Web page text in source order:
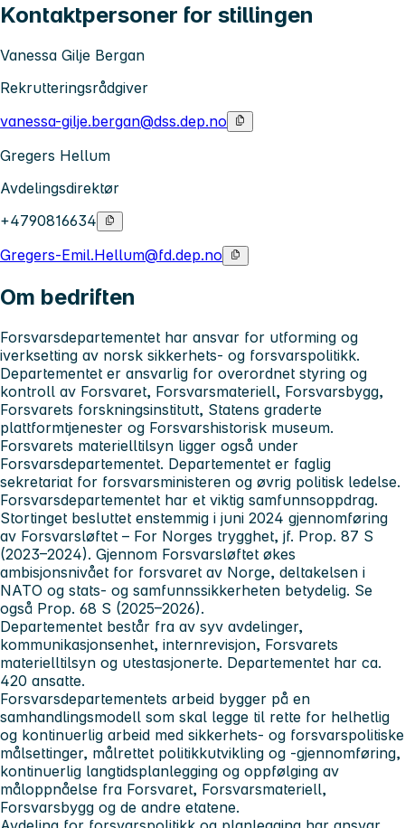
Kontaktpersoner for stillingen
Vanessa Gilje Bergan
Rekrutteringsrådgiver
vanessa-gilje.bergan@dss.dep.no
Gregers Hellum
Avdelingsdirektør
+4790816634
Gregers-Emil.Hellum@fd.dep.no
Om bedriften
Forsvarsdepartementet har ansvar for utforming og
iverksetting av norsk sikkerhets- og forsvarspolitikk.
Departementet er ansvarlig for overordnet styring og
kontroll av Forsvaret, Forsvarsmateriell, Forsvarsbygg,
Forsvarets forskningsinstitutt, Statens graderte
plattformtjenester og Forsvarshistorisk museum.
Forsvarets materielltilsyn ligger også under
Forsvarsdepartementet. Departementet er faglig
sekretariat for forsvarsministeren og øvrig politisk ledelse.
Forsvarsdepartementet har et viktig samfunnsoppdrag.
Stortinget besluttet enstemmig i juni 2024 gjennomføring
av Forsvarsløftet – For Norges trygghet, jf. Prop. 87 S
(2023–2024). Gjennom Forsvarsløftet økes
ambisjonsnivået for forsvaret av Norge, deltakelsen i
NATO og stats- og samfunnssikkerheten betydelig. Se
også Prop. 68 S (2025–2026).
Departementet består fra av syv avdelinger,
kommunikasjonsenhet, internrevisjon, Forsvarets
materielltilsyn og utestasjonerte. Departementet har ca.
420 ansatte.
Forsvarsdepartementets arbeid bygger på en
samhandlingsmodell som skal legge til rette for helhetlig
og kontinuerlig arbeid med sikkerhets- og forsvarspolitiske
målsettinger, målrettet politikkutvikling og -gjennomføring,
kontinuerlig langtidsplanlegging og oppfølging av
måloppnåelse fra Forsvaret, Forsvarsmateriell,
Forsvarsbygg og de andre etatene.